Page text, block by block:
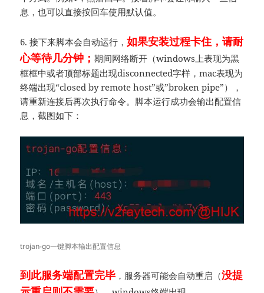
息，也可以直接按回车使用默认值。
6. 接下来脚本会自动运行，如果安装过程卡住，请耐
心等待几分钟；期间网络断开（windows上表现为黑
框框中或者顶部标题出现disconnected字样，mac表现为
终端出现“closed by remote host”或”broken pipe”），
请重新连接后再次执行命令。脚本运行成功会输出配置信
息，截图如下：
trojan-go一键脚本输出配置信息
到此服务端配置完毕 ，服务器可能会自动重启（没提